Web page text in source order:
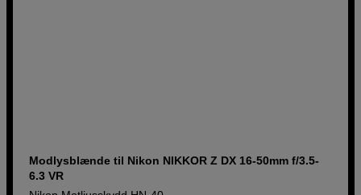
Modlysblænde til Nikon NIKKOR Z DX 16-50mm f/3.5-
6.3 VR